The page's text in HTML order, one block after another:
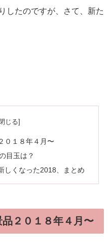
したのですが、さて、新た
０１８年４月〜
目玉は？
しくなった2018、まとめ
２０１８年４月〜